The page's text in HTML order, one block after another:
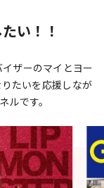
い！！
ザーのマイとヨー
たいを応援しなが
ルです。